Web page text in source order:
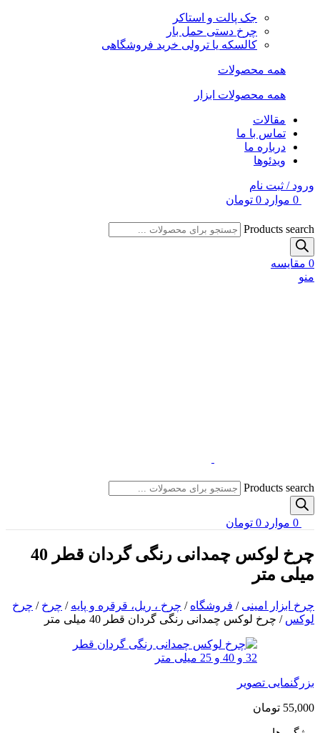
جک پالت و استاکر
چرخ دستی حمل بار
کالسکه یا ترولی خرید فروشگاهی
همه محصولات
همه محصولات ابزار
مقالات
تماس با ما
درباره ما
ویدئوها
ورود / ثبت نام
0 موارد 0 تومان
Products search
0 مقایسه
منو
Products search
0 موارد 0 تومان
چرخ لوکس چمدانی رنگی گردان قطر 40
میلی متر
چرخ ابزار امینی / فروشگاه / چرخ ، ریل، قرقره و پایه / چرخ / چرخ
لوکس / چرخ لوکس چمدانی رنگی گردان قطر 40 میلی متر
بزرگنمایی تصویر
55,000 تومان